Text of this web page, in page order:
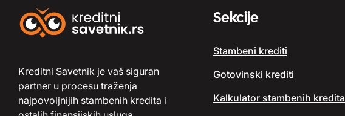
Kreditni Savetnik je vaš siguran
partner u procesu traženja
najpovoljnijih stambenih kredita i
Sekcije
Stambeni krediti
Gotovinski krediti
Kalkulator stambenih kredita